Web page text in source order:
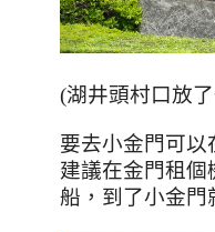
(湖井頭村口放
要去小金門可以
建議在金門租個
船，到了小金門